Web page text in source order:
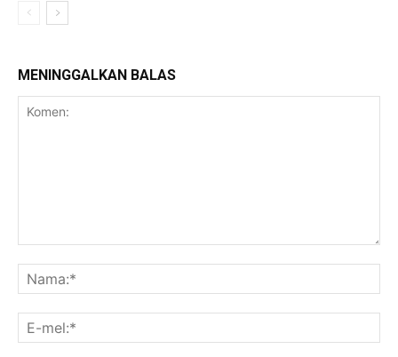
MENINGGALKAN BALAS